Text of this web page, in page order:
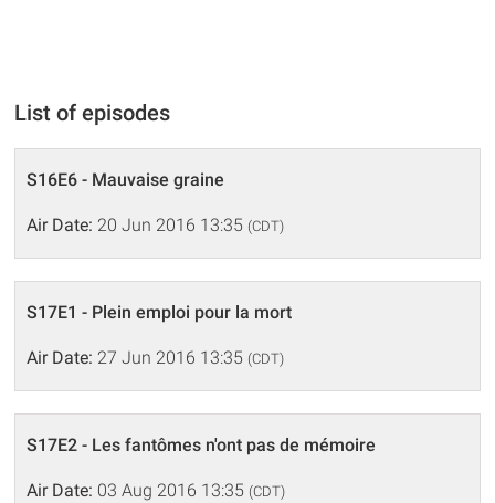
List of episodes
S16E6 - Mauvaise graine
Air Date: 20 Jun 2016 13:35 (CDT)
S17E1 - Plein emploi pour la mort
Air Date: 27 Jun 2016 13:35 (CDT)
S17E2 - Les fantômes n'ont pas de mémoire
Air Date: 03 Aug 2016 13:35 (CDT)